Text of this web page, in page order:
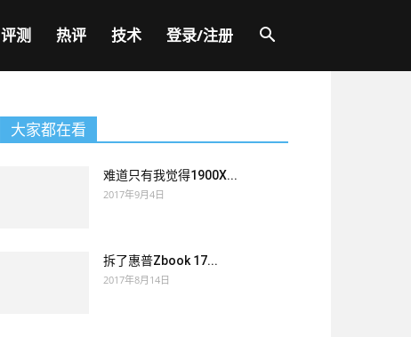
评测 热评 技术 登录/注册
大家都在看
难道只有我觉得1900X...
2017年9月4日
拆了惠普Zbook 17...
2017年8月14日